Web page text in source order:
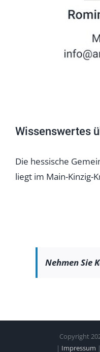
Wissenswertes
Die hessische
liegt im Main-Kinzig-
Nehmen Sie
Copyright
| Impressum |